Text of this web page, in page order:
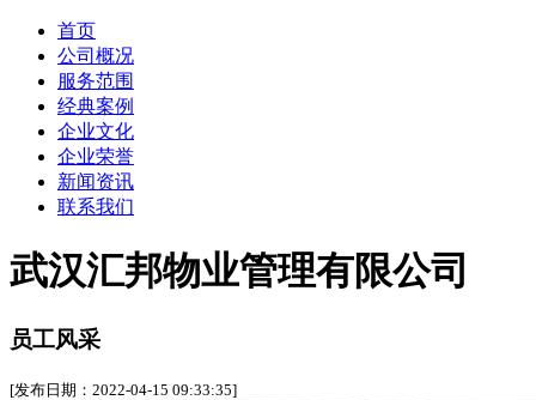
首页
公司概况
服务范围
经典案例
企业文化
企业荣誉
新闻资讯
联系我们
武汉汇邦物业管理有限公司
员工风采
[发布日期：2022-04-15 09:33:35]